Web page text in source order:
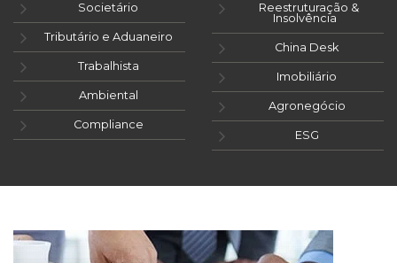
Societário
Tributário e Aduaneiro
Trabalhista
Ambiental
Compliance
Reestruturação &
Insolvência
China Desk
Imobiliário
Agronegócio
ESG